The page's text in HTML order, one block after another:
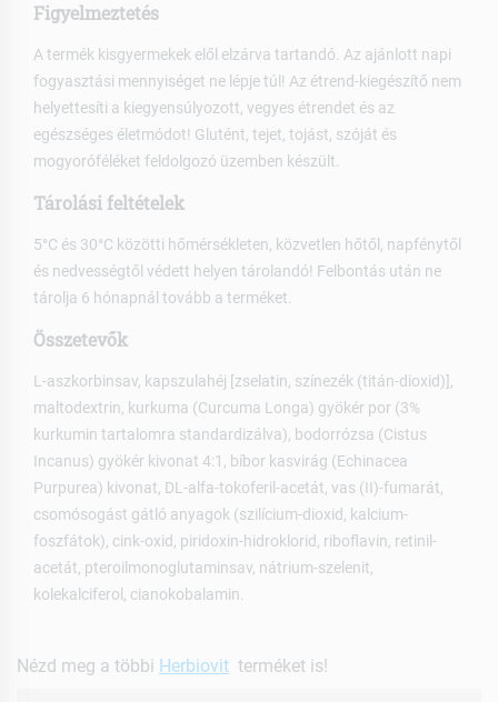
Figyelmeztetés
A termék kisgyermekek elől elzárva tartandó. Az ajánlott napi
fogyasztási mennyiséget ne lépje túl! Az étrend-kiegészítő nem
helyettesíti a kiegyensúlyozott, vegyes étrendet és az
egészséges életmódot! Glutént, tejet, tojást, szóját és
mogyoróféléket feldolgozó üzemben készült.
Tárolási feltételek
5°C és 30°C közötti hőmérsékleten, közvetlen hőtől, napfénytől
és nedvességtől védett helyen tárolandó! Felbontás után ne
tárolja 6 hónapnál tovább a terméket.
Összetevők
L-aszkorbinsav, kapszulahéj [zselatin, színezék (titán-dioxid)],
maltodextrin, kurkuma (Curcuma Longa) gyökér por (3%
kurkumin tartalomra standardizálva), bodorrózsa (Cistus
Incanus) gyökér kivonat 4:1, bíbor kasvirág (Echinacea
Purpurea) kivonat, DL-alfa-tokoferil-acetát, vas (II)-fumarát,
csomósogást gátló anyagok (szilícium-dioxid, kalcium-
foszfátok), cink-oxid, piridoxin-hidroklorid, riboflavin, retinil-
acetát, pteroilmonoglutaminsav, nátrium-szelenit,
kolekalciferol, cianokobalamin.
Nézd meg a többi Herbiovit terméket is!